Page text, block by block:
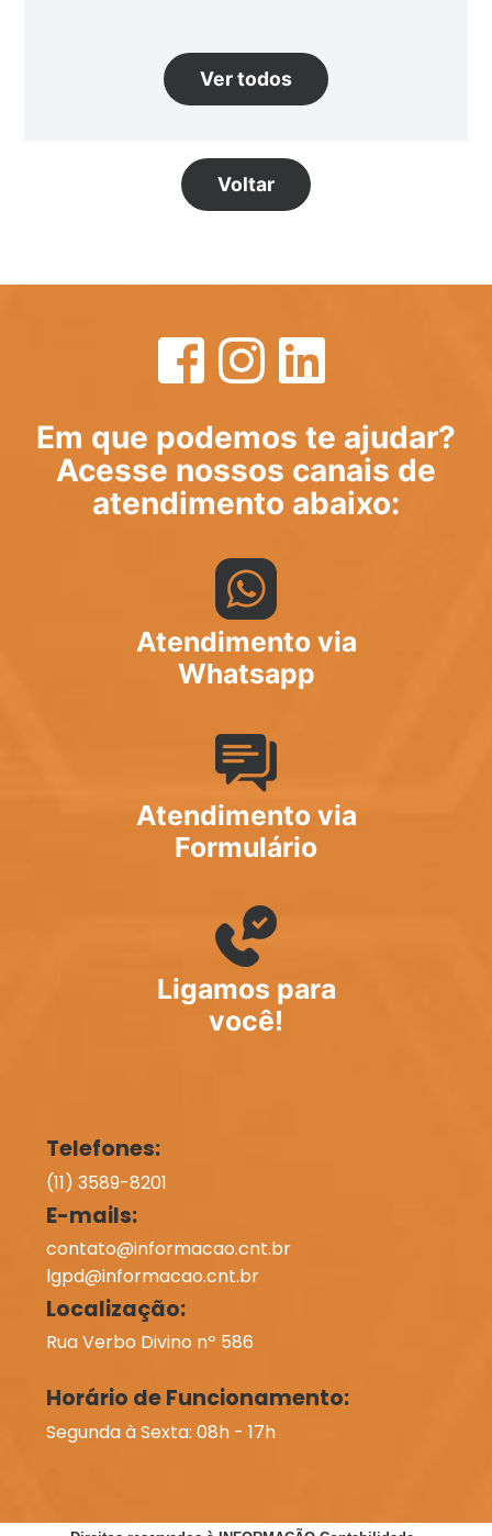
Ver todos
Voltar
Em que podemos te ajudar?
Acesse nossos canais de
atendimento abaixo:
Atendimento via
Whatsapp
Atendimento via
Formulário
Ligamos para
você!
Telefones:
(11) 3589-8201
E-mails:
contato@informacao.cnt.br
lgpd@informacao.cnt.br
Localização:
Rua Verbo Divino nº 586
Horário de Funcionamento:
Segunda à Sexta: 08h - 17h